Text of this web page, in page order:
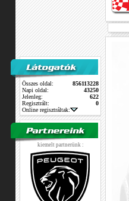
Összes oldal:
856113228
Napi oldal:
43250
Jelenleg:
622
Regisztrált:
0
Online regisztráltak:
kiemelt partnerünk :